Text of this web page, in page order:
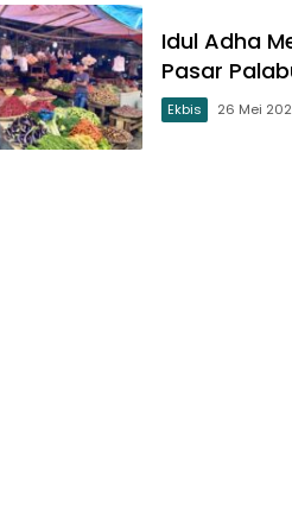
Idul Adha
Pasar
Ekbis 26 Mei